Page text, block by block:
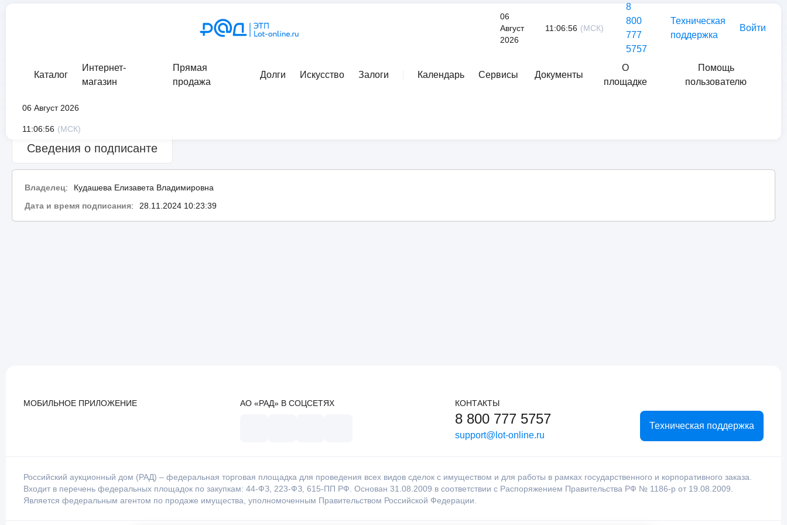
06
Август
2026
11:06:56 (МСК)
8
800
777
5757
Техническая
поддержка
Войти
Каталог
Интернет-
магазин
Прямая
продажа
Долги Искусство Залоги Календарь Сервисы Документы
О
площадке
Помощь
пользователю
06 Август 2026
11:06:56 (МСК)
Сведения о подписанте
Владелец:
Кудашева Елизавета Владимировна
Дата и время подписания: 28.11.2024 10:23:39
МОБИЛЬНОЕ ПРИЛОЖЕНИЕ АО «РАД» В СОЦСЕТЯХ КОНТАКТЫ
8 800 777 5757
support@lot-online.ru
Техническая поддержка
Российский аукционный дом (РАД) – федеральная торговая площадка для проведения всех видов сделок с имуществом и для работы в рамках государственного и корпоративного заказа.
Входит в перечень федеральных площадок по закупкам: 44-ФЗ, 223-ФЗ, 615-ПП РФ. Основан 31.08.2009 в соответствии с Распоряжением Правительства РФ № 1186-р от 19.08.2009.
Является федеральным агентом по продаже имущества, уполномоченным Правительством Российской Федерации.